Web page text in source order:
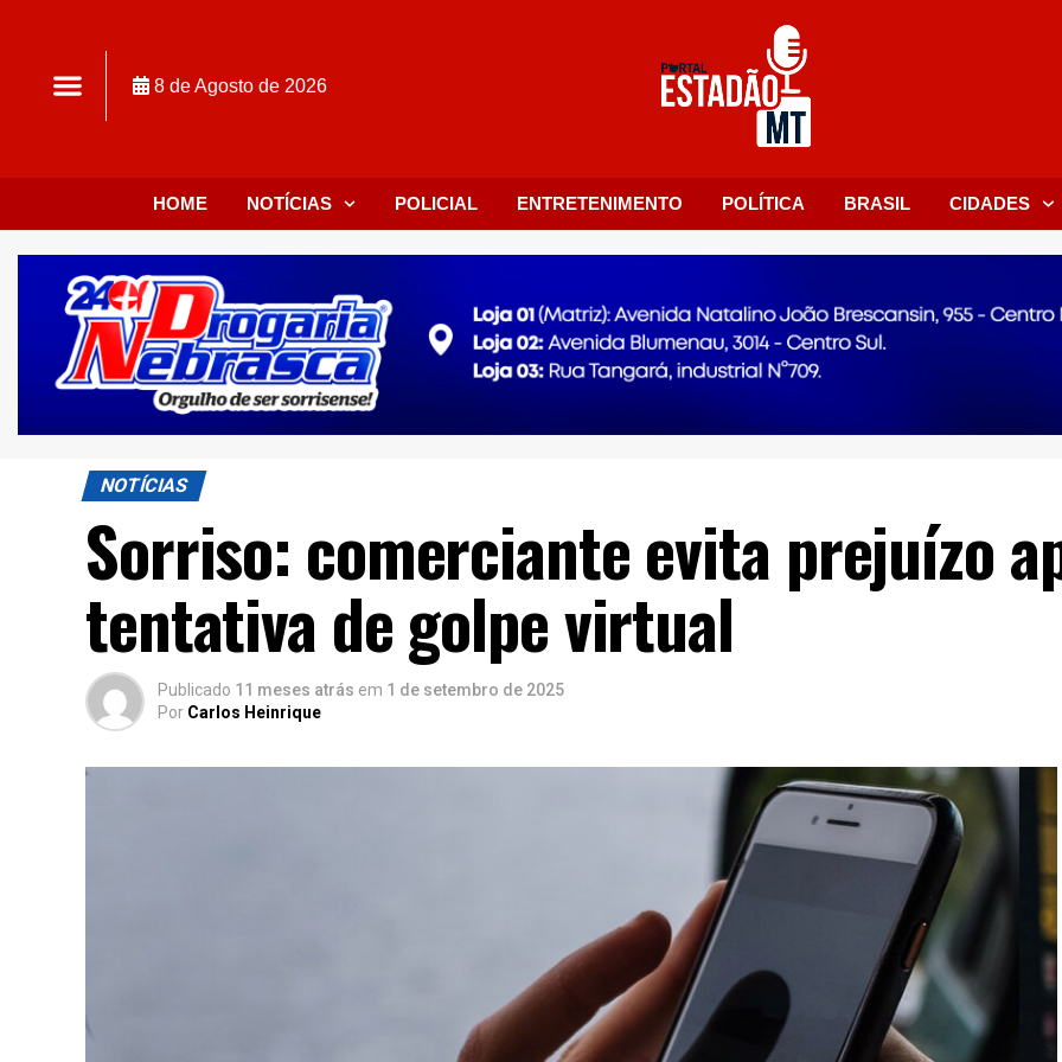
8 de Agosto de 2026
HOME NOTÍCIAS POLICIAL ENTRETENIMENTO POLÍTICA BRASIL CIDADES
NOTÍCIAS
Sorriso: comerciante evita prejuízo
tentativa de golpe virtual
Publicado 11 meses atrás em 1 de setembro de 2025
Por Carlos Heinrique